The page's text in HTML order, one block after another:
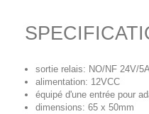
sortie relais: NO/NF 24V/
alimentation: 12VCC
équipé d'une entrée pour
dimensions: 65 x 50mm